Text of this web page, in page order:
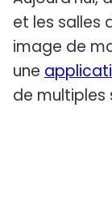
et les salles
image de
une
de multiples